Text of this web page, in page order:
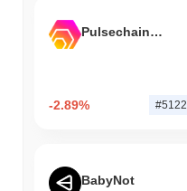
Pulsechain Bridged HEX (Pulsechain)
-2.89% #5122
BabyNot